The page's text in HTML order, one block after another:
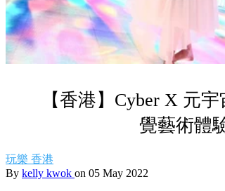
【香港】Cyber X 元
覺藝術體
玩樂 香港
By kelly kwok on 05 May 2022